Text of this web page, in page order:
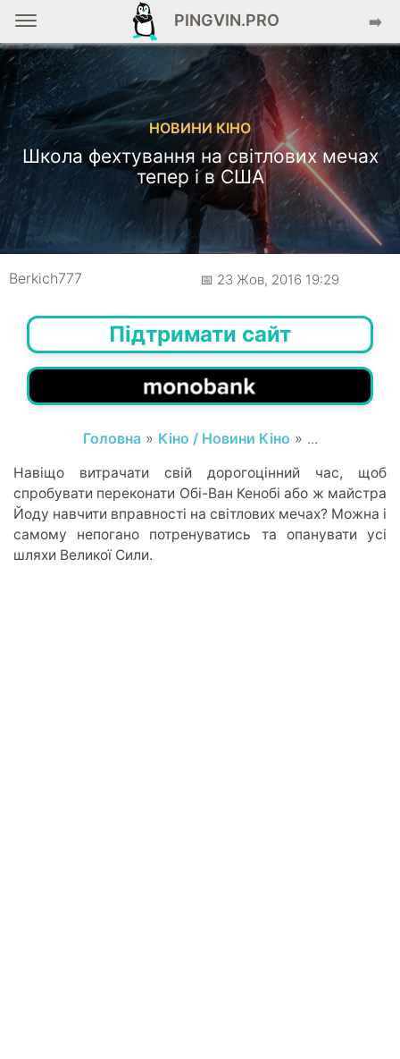
PINGVIN.PRO ➡️
НОВИНИ КІНО
Школа фехтування на світлових мечах
тепер і в США
Berkich777 📅 23 Жов, 2016 19:29
Підтримати сайт
Головна» Кіно / Новини Кіно » ...
Навіщо витрачати свій дорогоцінний час, щоб
спробувати переконати Обі-Ван Кенобі або ж майстра
Йоду навчити вправності на світлових мечах? Можна і
самому непогано потренуватись та опанувати усі
шляхи Великої Сили.